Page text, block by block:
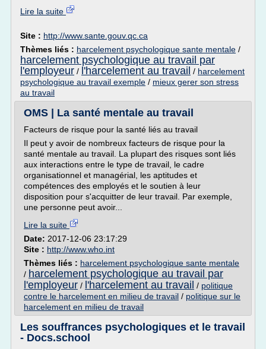
Lire la suite
Site : http://www.sante.gouv.qc.ca
Thèmes liés : harcelement psychologique sante mentale /
harcelement psychologique au travail par
l'employeur / l'harcelement au travail / harcelement
psychologique au travail exemple / mieux gerer son stress
au travail
OMS | La santé mentale au travail
Facteurs de risque pour la santé liés au travail
Il peut y avoir de nombreux facteurs de risque pour la
santé mentale au travail. La plupart des risques sont liés
aux interactions entre le type de travail, le cadre
organisationnel et managérial, les aptitudes et
compétences des employés et le soutien à leur
disposition pour s'acquitter de leur travail. Par exemple,
une personne peut avoir...
Lire la suite
Date: 2017-12-06 23:17:29
Site : http://www.who.int
Thèmes liés : harcelement psychologique sante mentale
/ harcelement psychologique au travail par
l'employeur / l'harcelement au travail / politique
contre le harcelement en milieu de travail / politique sur le
harcelement en milieu de travail
Les souffrances psychologiques et le travail
- Docs.school